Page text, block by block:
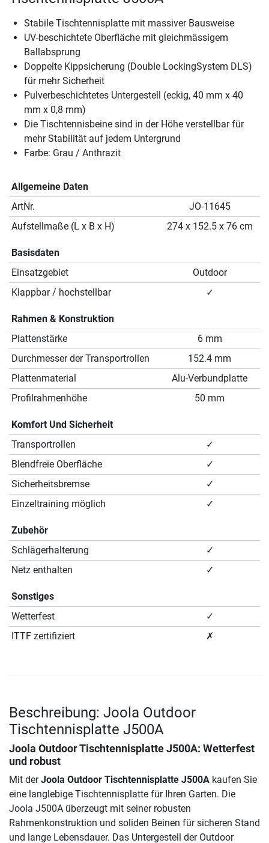
Stabile Tischtennisplatte mit massiver Bausweise
UV-beschichtete Oberfläche mit gleichmässigem
Ballabsprung
Doppelte Kippsicherung (Double LockingSystem DLS)
für mehr Sicherheit
Pulverbeschichtetes Untergestell (eckig, 40 mm x 40
mm x 0,8 mm)
Die Tischtennisbeine sind in der Höhe verstellbar für
mehr Stabilität auf jedem Untergrund
Farbe: Grau / Anthrazit
Allgemeine Daten
ArtNr.
JO-11645
Aufstellmaße (L x B x H)
274 x 152.5 x 76 cm
Basisdaten
Einsatzgebiet
Outdoor
Klappbar / hochstellbar
✓
Rahmen & Konstruktion
Plattenstärke
6 mm
Durchmesser der Transportrollen
152.4 mm
Plattenmaterial
Alu-Verbundplatte
Profilrahmenhöhe
50 mm
Komfort Und Sicherheit
Transportrollen
✓
Blendfreie Oberfläche
✓
Sicherheitsbremse
✓
Einzeltraining möglich
✓
Zubehör
Schlägerhalterung
✓
Netz enthalten
✓
Sonstiges
Wetterfest
✓
ITTF zertifiziert
✗
Beschreibung: Joola Outdoor
Tischtennisplatte J500A
Joola Outdoor Tischtennisplatte J500A: Wetterfest
und robust
Mit derJoola Outdoor Tischtennisplatte J500A kaufen Sie
eine langlebige Tischtennisplatte für Ihren Garten. Die
Joola J500A überzeugt mit seiner robusten
Rahmenkonstruktion und soliden Beinen für sicheren Stand
und lange Lebensdauer. Das Untergestell der Outdoor